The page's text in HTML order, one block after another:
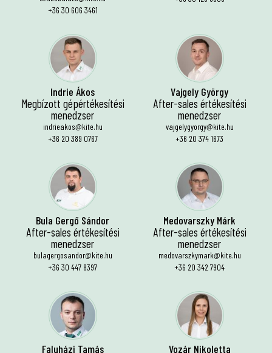
+36 30 606 3461
Indrie Ákos
Megbízott gépértékesítési
menedzser
indrieakos@kite.hu
+36 20 389 0767
Vajgely György
After-sales értékesítési
menedzser
vajgelygyorgy@kite.hu
+36 20 374 1673
Bula Gergő Sándor
After-sales értékesítési
menedzser
bulagergosandor@kite.hu
+36 30 447 8397
Medovarszky Márk
After-sales értékesítési
menedzser
medovarszkymark@kite.hu
+36 20 342 7904
Faluházi Tamás Vozár Nikoletta